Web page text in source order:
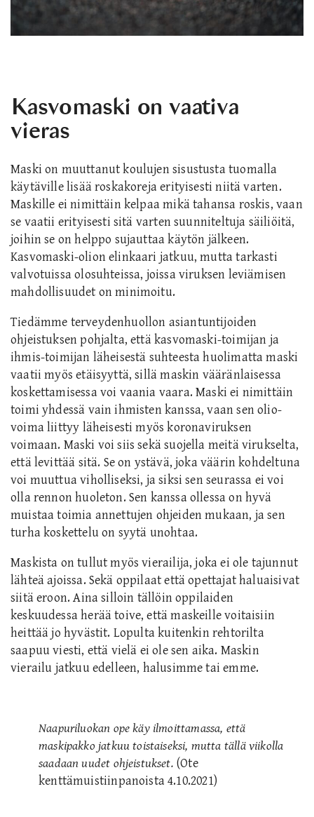
Kasvomaski on vaativa
vieras
Maski on muuttanut koulujen sisustusta tuomalla
käytäville lisää roskakoreja erityisesti niitä varten.
Maskille ei nimittäin kelpaa mikä tahansa roskis, vaan
se vaatii erityisesti sitä varten suunniteltuja säiliöitä,
joihin se on helppo sujauttaa käytön jälkeen.
Kasvomaski-olion elinkaari jatkuu, mutta tarkasti
valvotuissa olosuhteissa, joissa viruksen leviämisen
mahdollisuudet on minimoitu.
Tiedämme terveydenhuollon asiantuntijoiden
ohjeistuksen pohjalta, että kasvomaski-toimijan ja
ihmis-toimijan läheisestä suhteesta huolimatta maski
vaatii myös etäisyyttä, sillä maskin vääränlaisessa
koskettamisessa voi vaania vaara. Maski ei nimittäin
toimi yhdessä vain ihmisten kanssa, vaan sen olio-
voima liittyy läheisesti myös koronaviruksen
voimaan. Maski voi siis sekä suojella meitä virukselta,
että levittää sitä. Se on ystävä, joka väärin kohdeltuna
voi muuttua viholliseksi, ja siksi sen seurassa ei voi
olla rennon huoleton. Sen kanssa ollessa on hyvä
muistaa toimia annettujen ohjeiden mukaan, ja sen
turha koskettelu on syytä unohtaa.
Maskista on tullut myös vierailija, joka ei ole tajunnut
lähteä ajoissa. Sekä oppilaat että opettajat haluaisivat
siitä eroon. Aina silloin tällöin oppilaiden
keskuudessa herää toive, että maskeille voitaisiin
heittää jo hyvästit. Lopulta kuitenkin rehtorilta
saapuu viesti, että vielä ei ole sen aika. Maskin
vierailu jatkuu edelleen, halusimme tai emme.
Naapuriluokan ope käy ilmoittamassa, että
maskipakko jatkuu toistaiseksi, mutta tällä viikolla
saadaan uudet ohjeistukset.(Ote
kenttämuistiinpanoista 4.10.2021)